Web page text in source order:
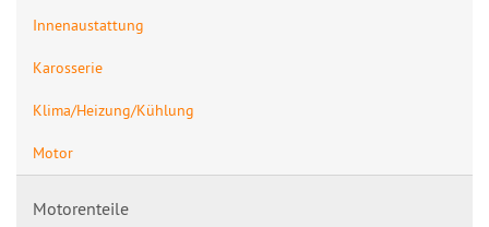
Innenaustattung
Karosserie
Klima/Heizung/Kühlung
Motor
Motorenteile